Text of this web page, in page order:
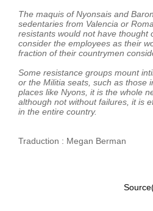
The maquis of Nyonsais and
sedentaries from Valencia or
resistants would not have thought
consider the employees as their
fraction of their countrymen
Some resistance groups mount
or the Militia seats, such as those
places like Nyons, it is the whole
although not without failures, it is
in the entire country.
Traduction : Megan Berman